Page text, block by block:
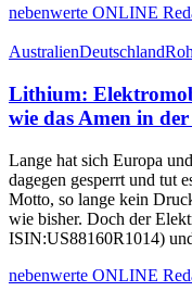
nebenwerte ONLINE
AustralienDeutschland
Lithium:
wie das Amen in
Lange hat sich Europa
dagegen gesperrt und tut
Motto, so lange kein
wie bisher. Doch der
ISIN:US88160R1014)
nebenwerte ONLINE